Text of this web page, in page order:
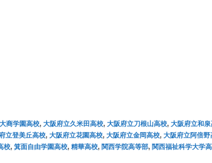
大商学園高校, 大阪府立久米田高校, 大阪府立刀根山高校, 大阪府立和泉
立登美丘高校, 大阪府立花園高校, 大阪府立金岡高校, 大阪府立阿倍野
校, 箕面自由学園高校, 精華高校, 関西学院高等部, 関西福祉科学大学高